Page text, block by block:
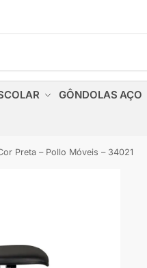
GÔNDOLAS AÇO
Preta – Pollo Móveis – 34021